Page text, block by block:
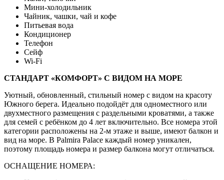
Мини-холодильник
Чайник, чашки, чай и кофе
Питьевая вода
Кондиционер
Телефон
Сейф
Wi-Fi
СТАНДАРТ «КОМФОРТ» С ВИДОМ НА МОРЕ
Уютный, обновленный, стильный номер с видом на красоту
Южного берега. Идеально подойдёт для одноместного или
двухместного размещения с раздельными кроватями, а также
для семей с ребёнком до 4 лет включительно. Все номера этой
категории расположены на 2-м этаже и выше, имеют балкон и
вид на море. В Palmira Palace каждый номер уникален,
поэтому площадь номера и размер балкона могут отличаться.
ОСНАЩЕНИЕ НОМЕРА: